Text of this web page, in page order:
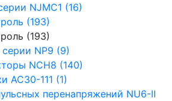
NJMC1 (16)
(193)
(193)
NP9 (9)
NCH8 (140)
AC30-111 (1)
перенапряжений NU6-Ⅱ